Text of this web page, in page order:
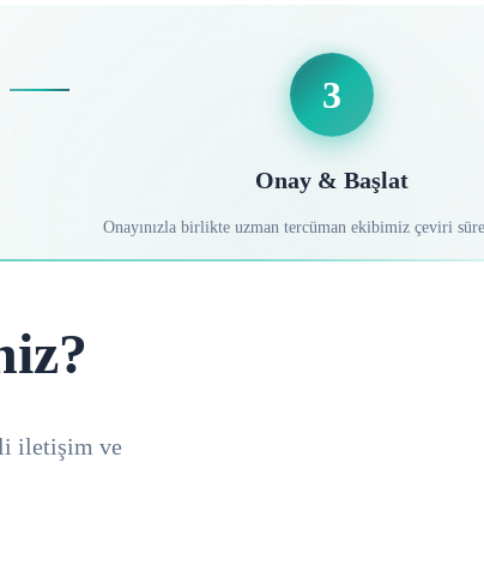
3
Onay & Başlat
Onayınızla birlikte uzman tercüman ekibimiz çeviri
iletişim ve